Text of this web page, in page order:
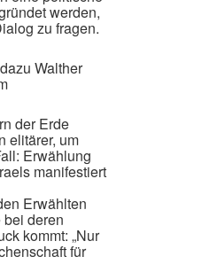
werden,
zu fragen.
Walther
der Erde
elitärer, um
Erwählung
manifestiert
Erwählten
deren
kommt: „Nur
für